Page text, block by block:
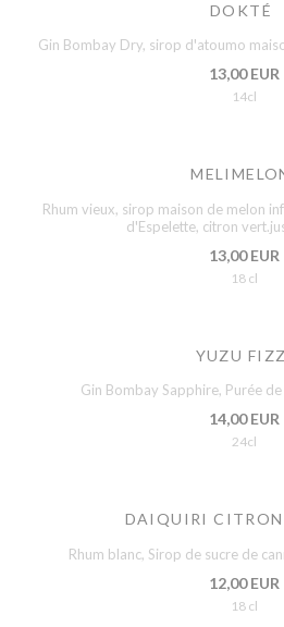
DOKTÉ
Gin Bombay Dry, sirop d'atoumo
13,00 EUR
14cl
Rhum vieux, sirop maison de melon
d'Espelette, citron
13,00 EUR
18 cl
YUZU FIZZ
Gin Bombay Sapphire, Purée
14,00 EUR
24cl
DAIQUIRI CITRON
Rhum blanc, Sirop de sucre de
12,00 EUR
18 cl